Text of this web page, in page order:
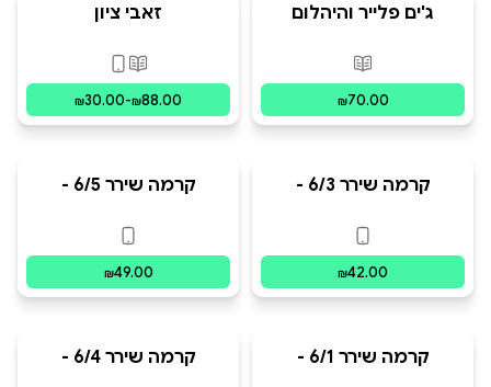
ג'ים פלייר והיהלום
פורמטים זמינים
₪70.00
זאבי ציון
פורמטים זמינים
₪30.00-₪88.00
קרמה שירר 6/3 -
ונסיך המראות
פורמטים זמינים
₪42.00
קרמה שירר 6/5 -
החותמות
פורמטים זמינים
₪49.00
קרמה שירר 6/1 -
קרמה שירר 6/4 -